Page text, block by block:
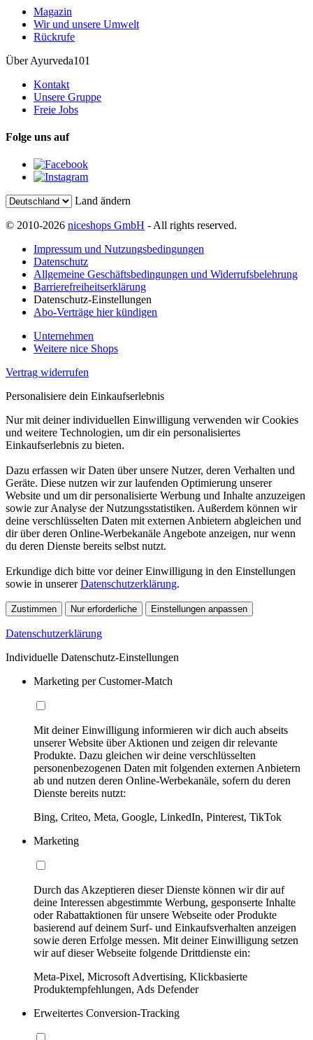
Magazin
Wir und unsere Umwelt
Rückrufe
Über Ayurveda101
Kontakt
Unsere Gruppe
Freie Jobs
Folge uns auf
Land ändern
© 2010-2026 niceshops GmbH - All rights reserved.
Impressum und Nutzungsbedingungen
Datenschutz
Allgemeine Geschäftsbedingungen und Widerrufsbelehrung
Barrierefreiheitserklärung
Datenschutz-Einstellungen
Abo-Verträge hier kündigen
Unternehmen
Weitere nice Shops
Vertrag widerrufen
Personalisiere dein Einkaufserlebnis
Nur mit deiner individuellen Einwilligung verwenden wir Cookies
und weitere Technologien, um dir ein personalisiertes
Einkaufserlebnis zu bieten.
Dazu erfassen wir Daten über unsere Nutzer, deren Verhalten und
Geräte. Diese nutzen wir zur laufenden Optimierung unserer
Website und um dir personalisierte Werbung und Inhalte anzuzeigen
sowie zur Analyse der Nutzungsstatistiken. Außerdem können wir
deine verschlüsselten Daten mit externen Anbietern abgleichen und
dir über deren Online-Werbekanäle Angebote anzeigen, nur wenn
du deren Dienste bereits selbst nutzt.
Erkundige dich bitte vor deiner Einwilligung in den Einstellungen
sowie in unsererDatenschutzerklärung.
Zustimmen Nur erforderliche Einstellungen anpassen
Datenschutzerklärung
Individuelle Datenschutz-Einstellungen
Marketing per Customer-Match
Mit deiner Einwilligung informieren wir dich auch abseits
unserer Website über Aktionen und zeigen dir relevante
Produkte. Dazu gleichen wir deine verschlüsselten
personenbezogenen Daten mit folgenden externen Anbietern
ab und nutzen deren Online-Werbekanäle, sofern du deren
Dienste bereits nutzt:
Bing, Criteo, Meta, Google, LinkedIn, Pinterest, TikTok
Marketing
Durch das Akzeptieren dieser Dienste können wir dir auf
deine Interessen abgestimmte Werbung, gesponserte Inhalte
oder Rabattaktionen für unsere Webseite oder Produkte
basierend auf deinem Surf- und Einkaufsverhalten anzeigen
sowie deren Erfolge messen. Mit deiner Einwilligung setzen
wir auf dieser Webseite folgende Drittdienste ein:
Meta-Pixel, Microsoft Advertising, Klickbasierte
Produktempfehlungen, Ads Defender
Erweitertes Conversion-Tracking